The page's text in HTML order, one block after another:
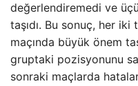
değerlendiremedi ve
taşıdı. Bu sonuç, her iki
maçında büyük önem
gruptaki pozisyonunu
sonraki maçlarda